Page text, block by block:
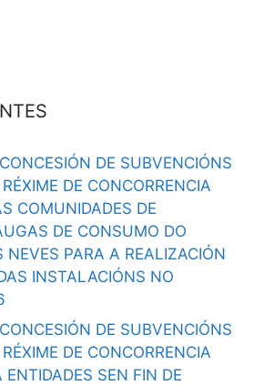
DE SUBVENCIÓNS
DE CONCORRENCIA
COMUNIDADES DE
DE CONSUMO DO
NEVES PARA A REALIZACIÓN
INSTALACIÓNS NO
DE SUBVENCIÓNS
DE CONCORRENCIA
SEN FIN DE